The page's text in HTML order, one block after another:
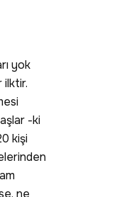
yok
ilktir.
-ki
kişi
ne